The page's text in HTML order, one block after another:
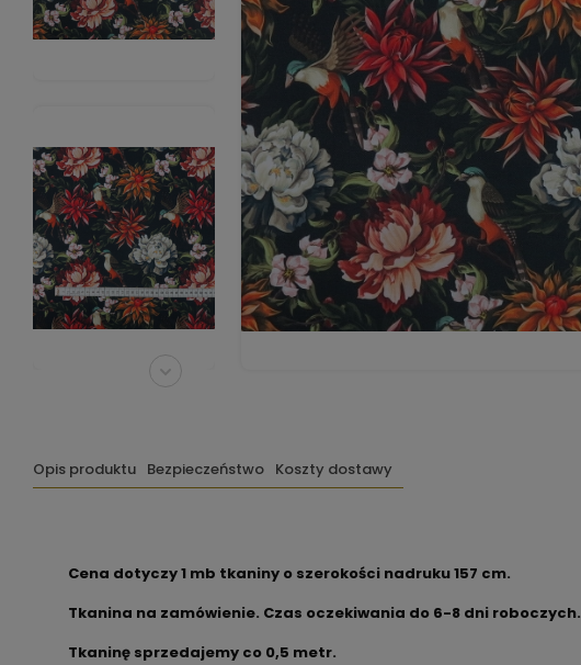
Opis produktu Bezpieczeństwo Koszty dostawy
Cena dotyczy 1 mb tkaniny o szerokości nadruku 157 cm.
Tkanina na zamówienie. Czas oczekiwania do 6-8 dni roboczych.
Tkaninę sprzedajemy co 0,5 metr.